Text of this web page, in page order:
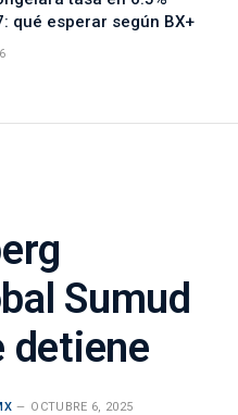
qué esperar según BX+
Sumud
detiene
OCTUBRE 6, 2025